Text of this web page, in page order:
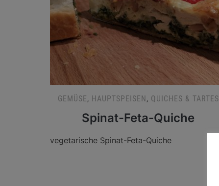
GEMÜSE, HAUPTSPEISEN, QUICHES & TARTES
Spinat-Feta-Quiche
vegetarische Spinat-Feta-Quiche